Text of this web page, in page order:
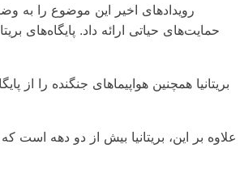
رویدادهای اخیر این موضوع را به
حمایت‌های حیاتی ارائه داد. پایگاه‌های
بریتانیا همچنین هواپیماهای جنگنده را
علاوه بر این، بریتانیا بیش از دو دهه